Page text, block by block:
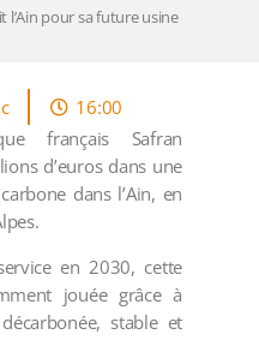
l’Ain pour sa future usine
16:00
français Safran
d’euros dans une
dans l’Ain, en
en 2030, cette
jouée grâce à
stable et